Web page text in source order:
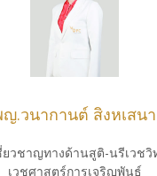
.วนากานต์ สิงหเสนา
ยวชาญทางด้านสูติ-นรีเวชวิ
เวชศาสตร์การเจริญพันธุ์